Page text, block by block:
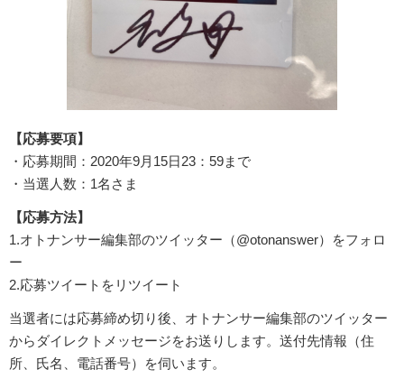
【応募要項】
・応募期間：2020年9月15日23：59まで
・当選人数：1名さま
【応募方法】
1.オトナンサー編集部のツイッター（@otonanswer）をフォロ
ー
2.応募ツイートをリツイート
当選者には応募締め切り後、オトナンサー編集部のツイッター
からダイレクトメッセージをお送りします。送付先情報（住
所、氏名、電話番号）を伺います。